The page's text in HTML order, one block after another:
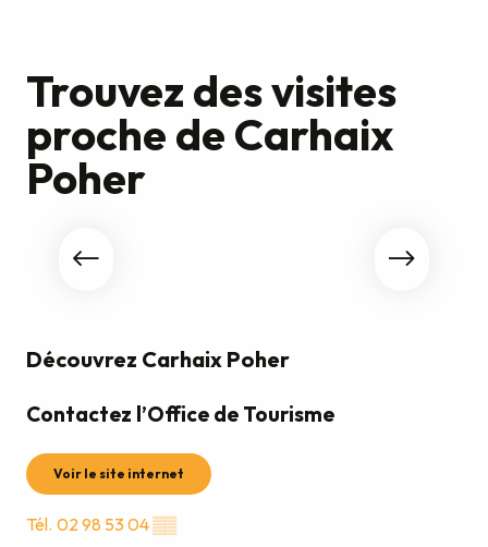
Trouvez des visites
proche de Carhaix
Poher
Découvrez Carhaix Poher
Contactez l’Office de Tourisme
Voir le site internet
Tél. 02 98 53 04▒▒